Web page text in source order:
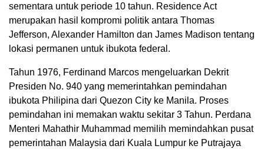
sementara untuk periode 10 tahun. Residence Act
merupakan hasil kompromi politik antara Thomas
Jefferson, Alexander Hamilton dan James Madison tentang
lokasi permanen untuk ibukota federal.
Tahun 1976, Ferdinand Marcos mengeluarkan Dekrit
Presiden No. 940 yang memerintahkan pemindahan
ibukota Philipina dari Quezon City ke Manila. Proses
pemindahan ini memakan waktu sekitar 3 Tahun. Perdana
Menteri Mahathir Muhammad memilih memindahkan pusat
pemerintahan Malaysia dari Kuala Lumpur ke Putrajaya